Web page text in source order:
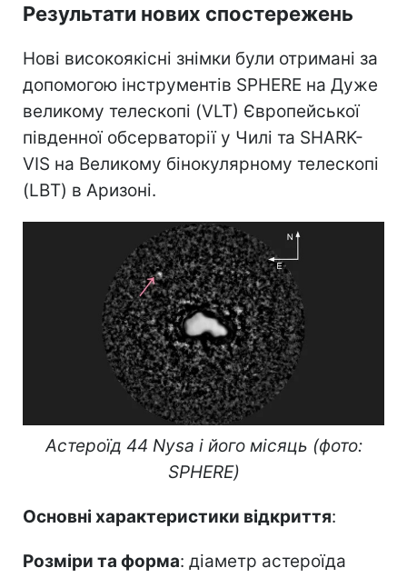
Результати нових спостережень
Нові високоякісні знімки були отримані за
допомогою інструментів SPHERE на Дуже
великому телескопі (VLT) Європейської
південної обсерваторії у Чилі та SHARK-
VIS на Великому бінокулярному телескопі
(LBT) в Аризоні.
Астероїд 44 Nysa і його місяць (фото:
SPHERE)
Основні характеристики відкриття:
Розміри та форма: діаметр астероїда